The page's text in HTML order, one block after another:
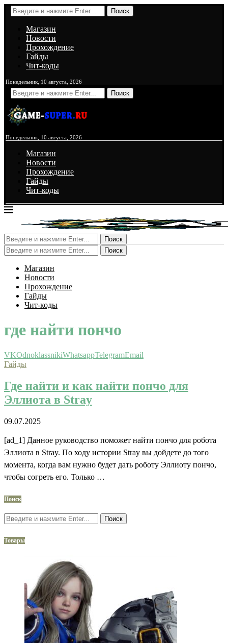
Поиск
Магазин
Новости
Прохождение
Гайды
Чит-коды
Понедельник, 10 августа, 2026
Поиск
Понедельник, 10 августа, 2026
Магазин
Новости
Прохождение
Гайды
Чит-коды
Поиск
Поиск
Магазин
Новости
Прохождение
Гайды
Чит-коды
где найти пончо
VKOdnoklassnikiWhatsappTelegramEmail
Гайды
Где найти и как найти пончо для
Эллиота в Stray
09.07.2025
[ad_1] Данное руководство поможет найти пончо для робота
Эллиота в Stray. По ходу истории Stray вы дойдете до того
момента, когда вам нужно будет дать роботу Эллиоту пончо,
чтобы согреть его. Только …
Поиск
Поиск
Товары